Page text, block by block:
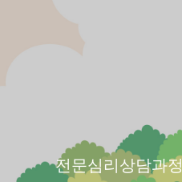
전문심리상담과정